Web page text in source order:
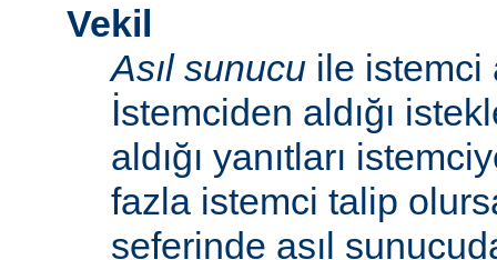
Vekil
Asıl sunucu ile istemci
İstemciden aldığı
aldığı yanıtları
fazla istemci talip
seferinde asıl